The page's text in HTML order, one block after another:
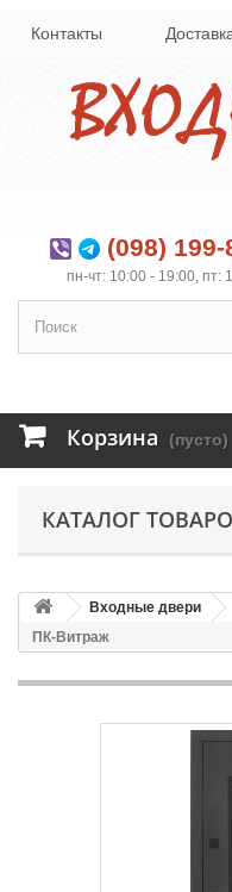
Контакты
(098) 199-
пн-чт: 10:00 - 19:00, пт:
Корзина (пусто)
КАТАЛОГ
Входные двери
ПК-Витраж